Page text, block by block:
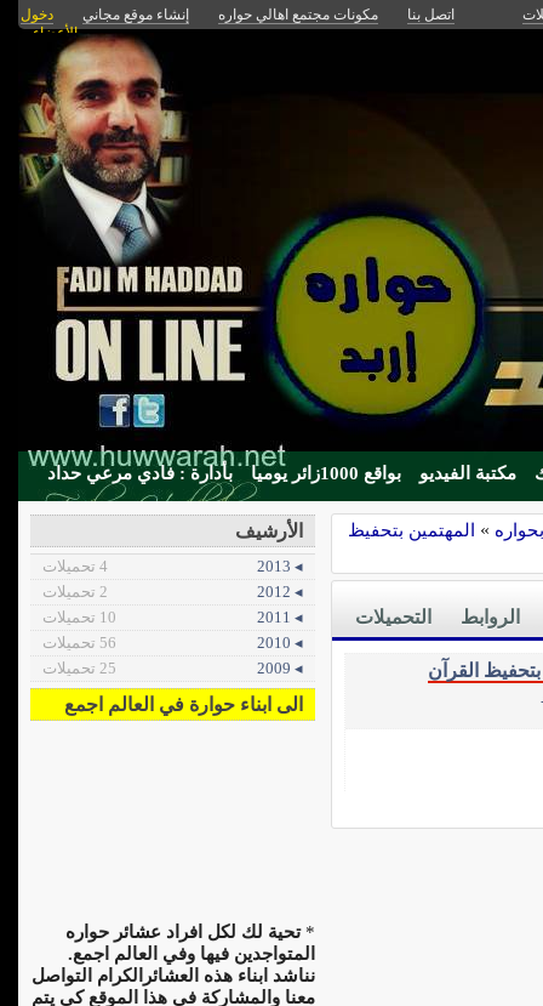
اتصل بنا مكونات مجتمع اهالي حواره إنشاء موقع مجاني
دخول
الأعضاء
مكتبة الفيديو بواقع 1000زائر يوميا بأدارة : فادي مرعي حداد
» المهتمين بتحفيظ
التحميلات الروابط
القرآن
الأرشيف
◂ 2013
4 تحميلات
◂ 2012
2 تحميلات
◂ 2011
10 تحميلات
◂ 2010
56 تحميلات
◂ 2009
25 تحميلات
الى ابناء حوارة في العالم اجمع
*تحية لك لكل افراد عشائر حواره
المتواجدين فيها وفي العالم اجمع.
نناشد ابناء هذه العشائرالكرام التواصل
معنا والمشاركة في هذا الموقع كي يتم